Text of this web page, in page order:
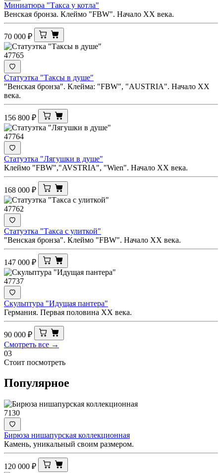
Миниатюра "Такса у котла"
Венская бронза. Клеймо "FBW". Начало ХХ века.
70 000 ₽
47765
Статуэтка "Таксы в душе"
"Венская бронза". Клейма: "FBW", "AUSTRIA". Начало ХХ
века.
156 800 ₽
47764
Статуэтка "Лягушки в душе"
Клеймо "FBW","AVSTRIA", "Wien". Начало ХХ века.
168 000 ₽
47762
Статуэтка "Такса с улиткой"
"Венская бронза". Клеймо "FBW". Начало ХХ века.
147 000 ₽
47737
Скульптура "Идущая пантера"
Германия. Первая половина XX века.
90 000 ₽
Смотреть все →
03
Стоит посмотреть
Популярное
7130
Бирюза нишапурская коллекционная
Камень, уникальный своим размером.
120 000 ₽